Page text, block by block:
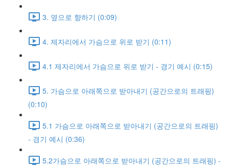
3. 옆으로 향하기 (0:09)
4. 제자리에서 가슴으로 위로 받기 (0:11)
4.1 제자리에서 가슴으로 위로 받기 - 경기 예시 (0:15)
5. 가슴으로 아래쪽으로 받아내기 (공간으로의 트래핑)
(0:10)
5.1 가슴으로 아래쪽으로 받아내기 (공간으로의 트래핑)
- 경기 예시 (0:36)
5.2가슴으로 아래쪽으로 받아내기 (공간으로의 트래핑) -